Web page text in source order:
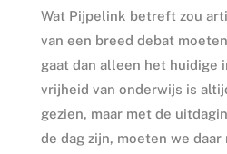
Wat Pijpelink betreft zou
van een breed debat
gaat dan alleen het huidige
vrijheid van onderwijs is
gezien, maar met de
de dag zijn, moeten we